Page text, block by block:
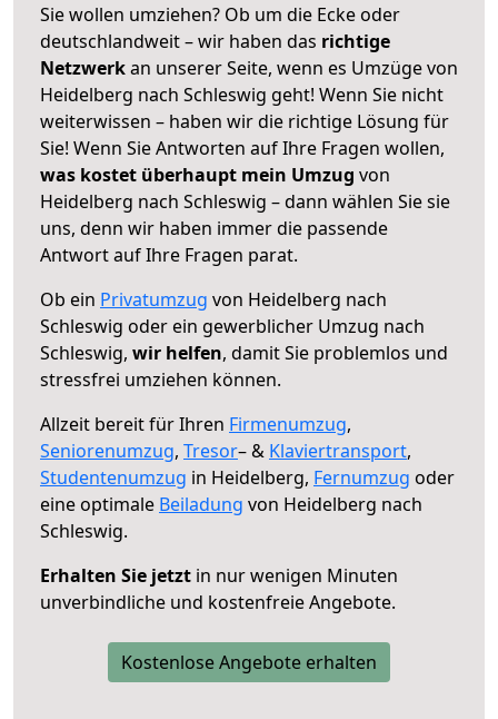
Sie wollen umziehen? Ob um die Ecke oder
deutschlandweit – wir haben das richtige
Netzwerkan unserer Seite, wenn es Umzüge von
Heidelberg nach Schleswig geht! Wenn Sie nicht
weiterwissen – haben wir die richtige Lösung für
Sie! Wenn Sie Antworten auf Ihre Fragen wollen,
was kostet überhaupt mein Umzug von
Heidelberg nach Schleswig – dann wählen Sie sie
uns, denn wir haben immer die passende
Antwort auf Ihre Fragen parat.
Ob ein Privatumzug von Heidelberg nach
Schleswig oder ein gewerblicher Umzug nach
Schleswig, wir helfen, damit Sie problemlos und
stressfrei umziehen können.
Allzeit bereit für Ihren Firmenumzug,
Seniorenumzug, Tresor– & Klaviertransport,
Studentenumzug in Heidelberg, Fernumzug oder
eine optimale Beiladung von Heidelberg nach
Schleswig.
Erhalten Sie jetzt in nur wenigen Minuten
unverbindliche und kostenfreie Angebote.
Kostenlose Angebote erhalten